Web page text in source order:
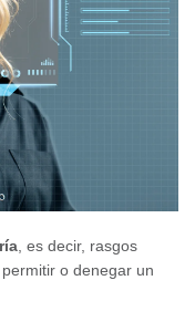
, es decir, rasgos
o denegar un